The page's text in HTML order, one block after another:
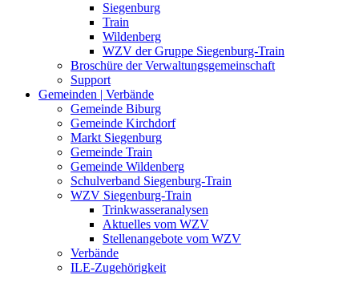
Siegenburg
Train
Wildenberg
WZV der Gruppe Siegenburg-Train
Broschüre der Verwaltungsgemeinschaft
Support
Gemeinden | Verbände
Gemeinde Biburg
Gemeinde Kirchdorf
Markt Siegenburg
Gemeinde Train
Gemeinde Wildenberg
Schulverband Siegenburg-Train
WZV Siegenburg-Train
Trinkwasseranalysen
Aktuelles vom WZV
Stellenangebote vom WZV
Verbände
ILE-Zugehörigkeit